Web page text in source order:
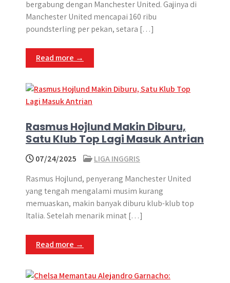
bergabung dengan Manchester United. Gajinya di
Manchester United mencapai 160 ribu
poundsterling per pekan, setara […]
Read more →
Rasmus Hojlund Makin Diburu,
Satu Klub Top Lagi Masuk Antrian
07/24/2025
LIGA INGGRIS
Rasmus Hojlund, penyerang Manchester United
yang tengah mengalami musim kurang
memuaskan, makin banyak diburu klub-klub top
Italia. Setelah menarik minat […]
Read more →